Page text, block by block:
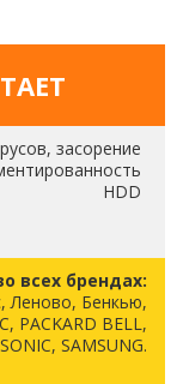
засорение
HDD
всех брендах:
Леново, Бенкью,
PACKARD BELL,
SAMSUNG.